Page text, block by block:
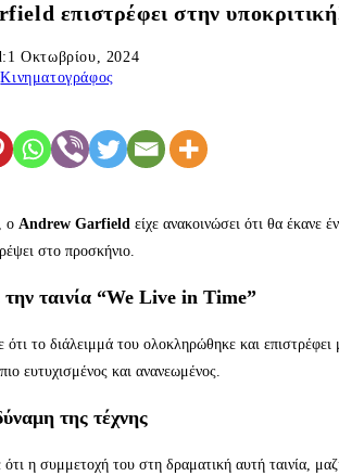
επιστρέφει στην
1 Οκτωβρίου, 2024
Κινηματογράφος
ο Andrew Garfield είχε ανακοινώσει ότι θα έκανε
στο προσκήνιο.
ταινία “We Live in Time”
το διάλειμμά του ολοκληρώθηκε και επιστρέφει
ευτυχισμένος και ανανεωμένος.
της τέχνης
η συμμετοχή του στη δραματική αυτή ταινία,